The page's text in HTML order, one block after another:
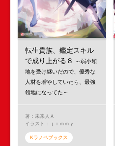
転生貴族、鑑定スキル
で成り上がる８
～弱小領
地を受け継いだので、優秀な
人材を増やしていたら、最強
領地になってた～
著：未来人Ａ
イラスト：ｊｉｍｍｙ
Kラノベブックス